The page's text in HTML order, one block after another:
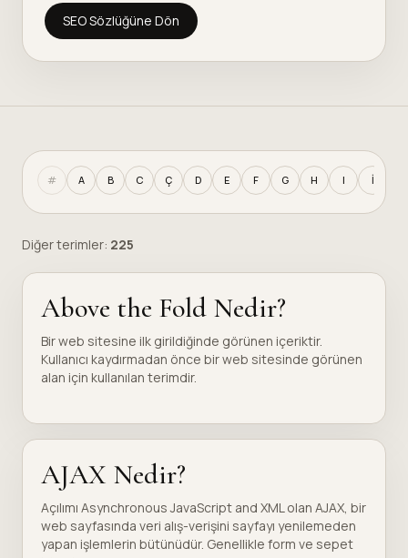
SEO Sözlüğüne Dön
# A B C Ç D E F G H I İ
Diğer terimler: 225
Above the Fold Nedir?
Bir web sitesine ilk girildiğinde görünen içeriktir.
Kullanıcı kaydırmadan önce bir web sitesinde görünen
alan için kullanılan terimdir.
AJAX Nedir?
Açılımı Asynchronous JavaScript and XML olan AJAX, bir
web sayfasında veri alış-verişini sayfayı yenilemeden
yapan işlemlerin bütünüdür. Genellikle form ve sepet